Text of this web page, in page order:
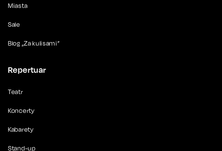
Miasta
Sale
Blog „Za kulisami”
Repertuar
Teatr
Koncerty
Kabarety
Stand-up